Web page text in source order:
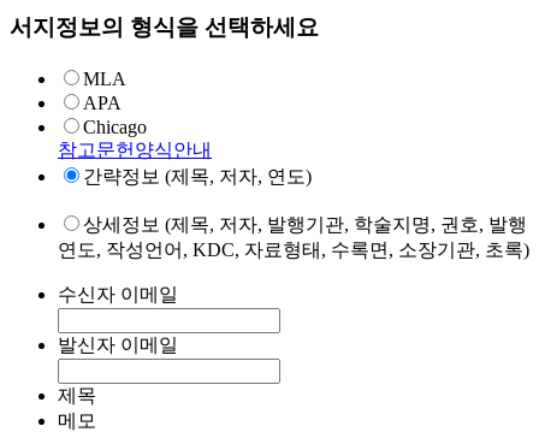
서지정보의 형식을 선택하세요
MLA
APA
Chicago
참고문헌양식안내
간략정보 (제목, 저자, 연도)
상세정보 (제목, 저자, 발행기관, 학술지명, 권호, 발행
연도, 작성언어, KDC, 자료형태, 수록면, 소장기관, 초록)
수신자 이메일
발신자 이메일
제목
메모